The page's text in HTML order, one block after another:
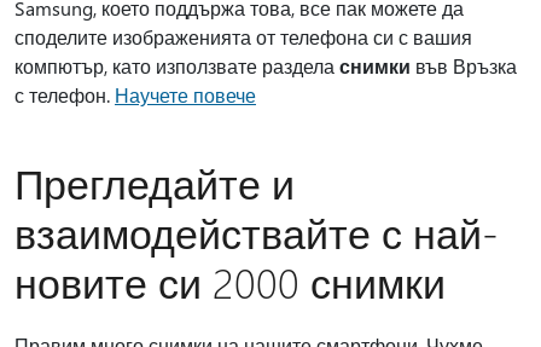
Samsung, което поддържа това, все пак можете да
споделите изображенията от телефона си с вашия
компютър, като използвате раздела снимки във Връзка
с телефон. Научете повече
Прегледайте и
взаимодействайте с най-
новите си 2000 снимки